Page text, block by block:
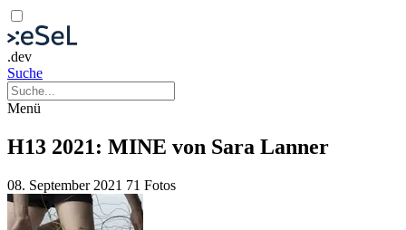
.dev
Suche
Menü
H13 2021: MINE von Sara Lanner
08. September 2021 71 Fotos